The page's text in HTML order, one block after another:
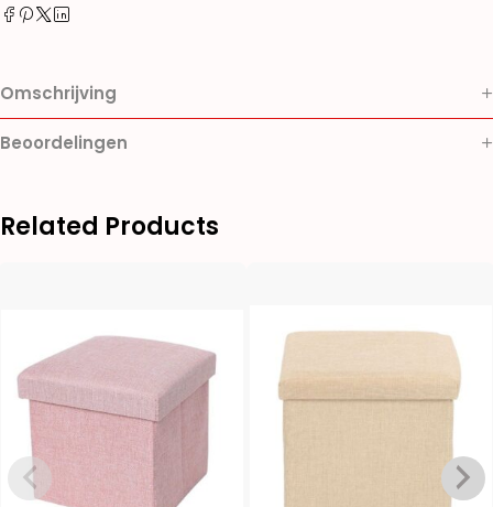
Omschrijving
Beoordelingen
Related Products